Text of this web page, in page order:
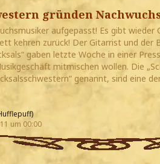
gründen
aufgepasst! Es gibt
kehren zurück! Der Gitarrist und der
gaben letzte Woche in einer
mitmischen wollen. Die
genannt, sind eine
um 00:00